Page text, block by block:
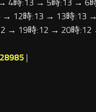
4時:13 → 5時:13 → 6
12時:13 → 13時:13
→ 19時:12 → 20時
|